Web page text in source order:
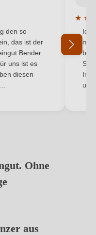
von 5 von 5 Sternen
den so
das ist der
Bender.
uns ist es
diesen
★ ★
Ich
mit
und
Ohne
aus